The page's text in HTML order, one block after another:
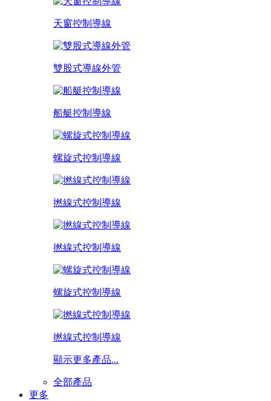
天窗控制導線
雙股式導線外管
船艇控制導線
螺旋式控制導線
撚線式控制導線
撚線式控制導線
螺旋式控制導線
撚線式控制導線
顯示更多產品...
全部產品
更多